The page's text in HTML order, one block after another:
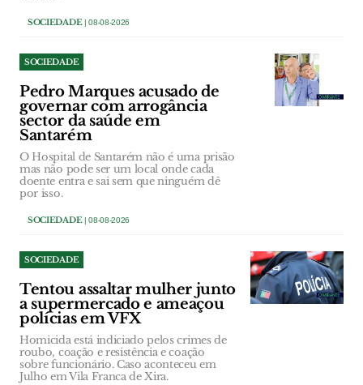
SOCIEDADE| 08-08-2026
SOCIEDADE
Pedro Marques acusado de
governar com arrogância
sector da saúde em
Santarém
O Hospital de Santarém não é uma prisão
mas não pode ser um local onde cada
doente entra e sai sem que ninguém dê
por isso.
SOCIEDADE| 08-08-2026
SOCIEDADE
Tentou assaltar mulher junto
a supermercado e ameaçou
polícias em VFX
Homicida está indiciado pelos crimes de
roubo, coação e resistência e coação
sobre funcionário. Caso aconteceu em
Julho em Vila Franca de Xira.